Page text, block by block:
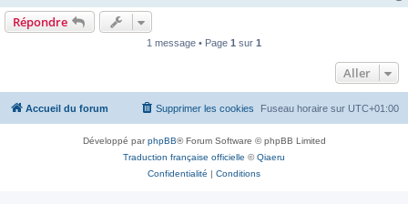
Répondre
1 message • Page 1 sur 1
Aller
Accueil du forum Fuseau horaire sur UTC+01:00
Supprimer les cookies
Développé parphpBB® Forum Software © phpBB Limited
Traduction française officielle ©Qiaeru
Confidentialité | Conditions